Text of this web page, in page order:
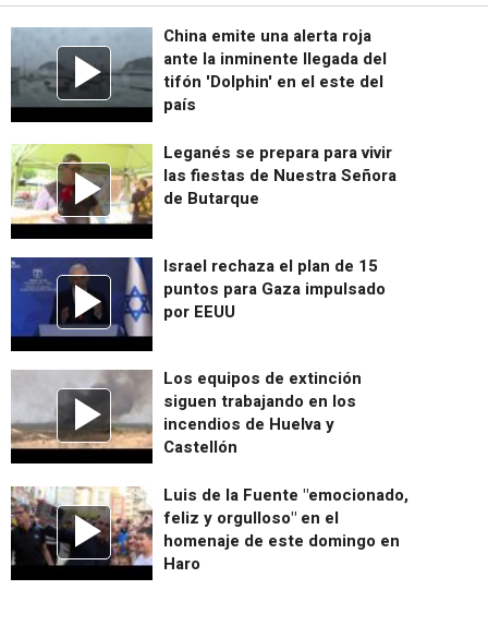
China emite una alerta roja
ante la inminente llegada del
tifón 'Dolphin' en el este del
país
Leganés se prepara para vivir
las fiestas de Nuestra Señora
de Butarque
Israel rechaza el plan de 15
puntos para Gaza impulsado
por EEUU
Los equipos de extinción
siguen trabajando en los
incendios de Huelva y
Castellón
Luis de la Fuente "emocionado,
feliz y orgulloso" en el
homenaje de este domingo en
Haro